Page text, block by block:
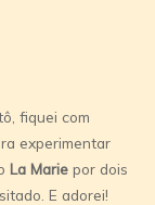
fiquei com
experimentar
La Marie por dois
E adorei!